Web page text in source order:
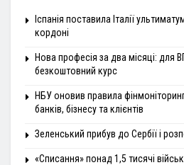
Іспанія поставила Італії
кордоні
Нова професія за два місяці: для
безкоштовний курс
НБУ оновив правила
банків, бізнесу та клієнтів
Зеленський прибув до Сербії і
«Списання» понад 1,5 тисячі